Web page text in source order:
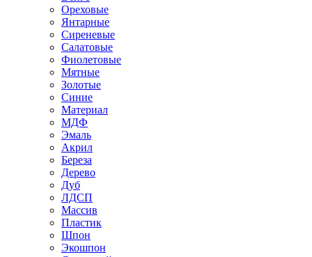
Ореховые
Янтарные
Сиреневые
Салатовые
Фиолетовые
Мятные
Золотые
Синие
Материал
МДФ
Эмаль
Акрил
Береза
Дерево
Дуб
ЛДСП
Массив
Пластик
Шпон
Экошпон